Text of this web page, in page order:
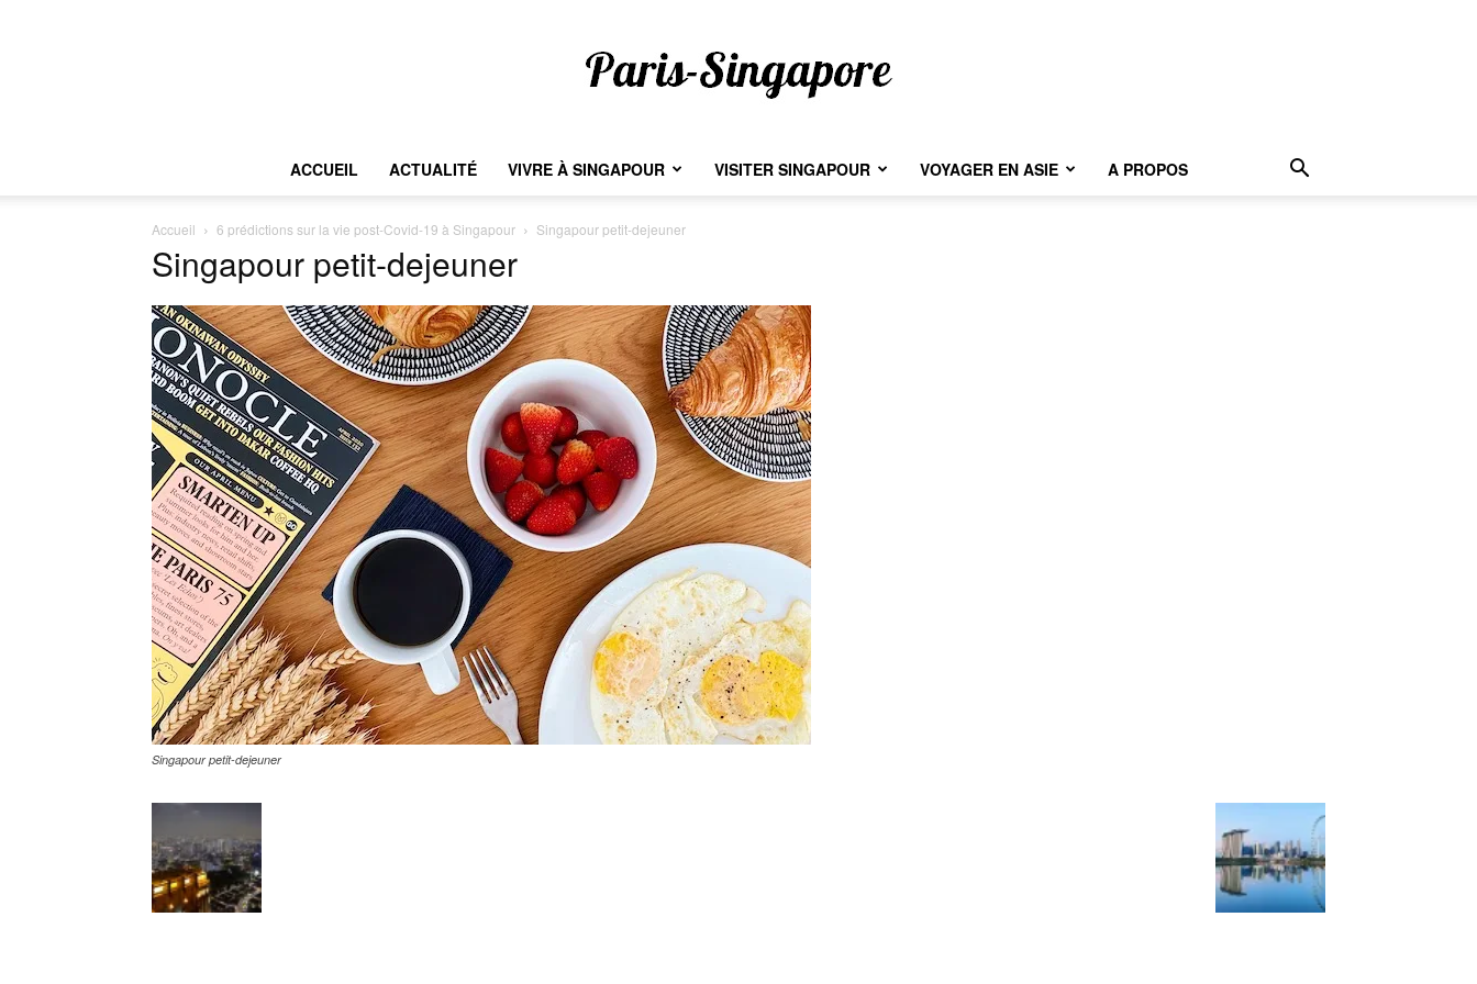
Paris-
Singapore
ACCUEIL ACTUALITÉ VIVRE À SINGAPOUR VISITER SINGAPOUR VOYAGER EN ASIE A PROPOS
Accueil 6 prédictions sur la vie post-Covid-19 à Singapour Singapour petit-dejeuner
Singapour petit-dejeuner
Singapour petit-dejeuner